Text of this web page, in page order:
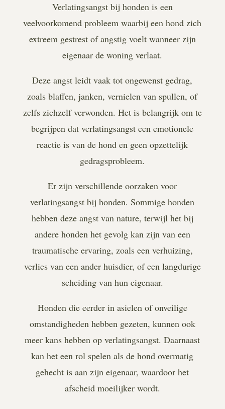
Verlatingsangst bij honden is een
veelvoorkomend probleem waarbij een hond zich
extreem gestrest of angstig voelt wanneer zijn
eigenaar de woning verlaat.
Deze angst leidt vaak tot ongewenst gedrag,
zoals blaffen, janken, vernielen van spullen, of
zelfs zichzelf verwonden. Het is belangrijk om te
begrijpen dat verlatingsangst een emotionele
reactie is van de hond en geen opzettelijk
gedragsprobleem.
Er zijn verschillende oorzaken voor
verlatingsangst bij honden. Sommige honden
hebben deze angst van nature, terwijl het bij
andere honden het gevolg kan zijn van een
traumatische ervaring, zoals een verhuizing,
verlies van een ander huisdier, of een langdurige
scheiding van hun eigenaar.
Honden die eerder in asielen of onveilige
omstandigheden hebben gezeten, kunnen ook
meer kans hebben op verlatingsangst. Daarnaast
kan het een rol spelen als de hond overmatig
gehecht is aan zijn eigenaar, waardoor het
afscheid moeilijker wordt.